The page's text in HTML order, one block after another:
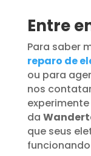
Entre
Para saber
reparo de
ou para
nos
da
que seus